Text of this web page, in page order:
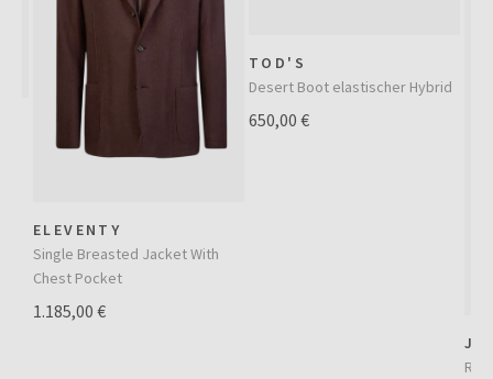
ELEVENTY
Single Breasted Jacket With
Chest Pocket
1.185,00 €
TOD'S
Desert Boot elastischer Hybrid
650,00 €